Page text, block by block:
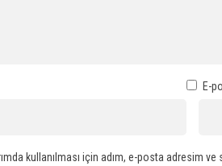
E-
kullanılması için adım, e-posta adresim ve